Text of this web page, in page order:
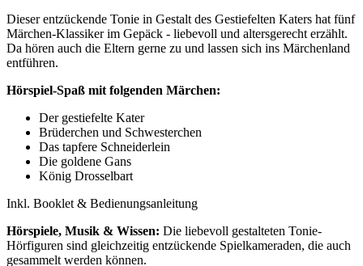
Dieser entzückende Tonie in Gestalt des Gestiefelten Katers hat fünf
Märchen-Klassiker im Gepäck - liebevoll und altersgerecht erzählt.
Da hören auch die Eltern gerne zu und lassen sich ins Märchenland
entführen.
Hörspiel-Spaß mit folgenden Märchen:
Der gestiefelte Kater
Brüderchen und Schwesterchen
Das tapfere Schneiderlein
Die goldene Gans
König Drosselbart
Inkl. Booklet & Bedienungsanleitung
Hörspiele, Musik & Wissen: Die liebevoll gestalteten Tonie-
Hörfiguren sind gleichzeitig entzückende Spielkameraden, die auch
gesammelt werden können.